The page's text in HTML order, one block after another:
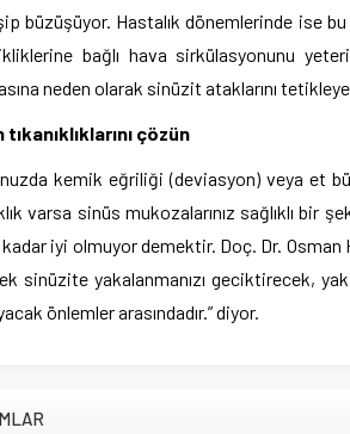
büzüşüyor. Hastalık dönemlerinde ise
bağlı hava sirkülasyonunu
neden olarak sinüzit ataklarını
tıkanıklıklarını çözün
kemik eğriliği (deviasyon) veya et
varsa sinüs mukozalarınız sağlıklı
iyi olmuyor demektir. Doç. Dr.
sinüzite yakalanmanızı geciktirecek,
önlemler arasındadır.” diyor.